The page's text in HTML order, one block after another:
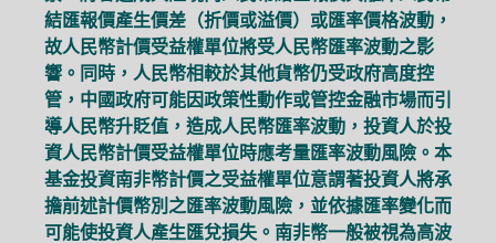
結匯報價產生價差（折價或溢價）或匯率價格波動，
故人民幣計價受益權單位將受人民幣匯率波動之影
響。同時，人民幣相較於其他貨幣仍受政府高度控
管，中國政府可能因政策性動作或管控金融市場而引
導人民幣升貶值，造成人民幣匯率波動，投資人於投
資人民幣計價受益權單位時應考量匯率波動風險。本
基金投資南非幣計價之受益權單位意謂著投資人將承
擔前述計價幣別之匯率波動風險，並依據匯率變化而
可能使投資人產生匯兌損失。南非幣一般被視為高波